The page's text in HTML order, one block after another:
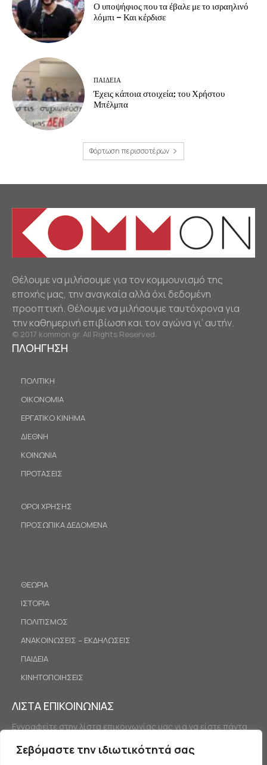
Σεβόμαστε την ιδιωτικότητά σας
Ο υποψήφιος που τα έβαλε με το ισραηλινό
λόμπι – Και κέρδισε
ΠΑΙΔΕΙΑ
Έχεις κάποια στοιχεία; του Χρήστου
Μπέλμπα
Φόρτωση περισσοτέρων
Θέλουμε να μιλήσουμε για τον κομμουνισμό της
εποχής μας, την αναγκαία αλλά όχι δεδομένη
προοπτική. Θέλουμε να μιλήσουμε ταυτόχρονα για
την καθημερινή επιβίωση και τον αγώνα γι’ αυτήν.
© 2017 kommon.gr. All Rights Reserved.
ΠΛΟΗΓΗΣΗ
ΠΟΛΙΤΙΚΗ
ΟΙΚΟΝΟΜΙΑ
ΕΡΓΑΤΙΚΟ ΚΙΝΗΜΑ
ΔΙΕΘΝΗ
ΚΟΙΝΩΝΙΑ
ΠΡΟΤΑΣΕΙΣ
ΟΡΟΙ ΧΡΗΣΗΣ
ΠΡΟΣΩΠΙΚΑ ΔΕΔΟΜΕΝΑ
ΘΕΩΡΙΑ
ΙΣΤΟΡΙΑ
ΠΟΛΙΤΙΣΜΟΣ
ΑΝΑΚΟΙΝΩΣΕΙΣ – ΕΚΔΗΛΩΣΕΙΣ
ΠΑΙΔΕΙΑ
ΚΙΝΗΤΟΠΟΙΗΣΕΙΣ
ΛΙΣΤΑ ΕΠΙΚΟΙΝΩΝΙΑΣ
Εγγραφείτε στην λίστα επικοινωνίας μας για να είστε πάντα